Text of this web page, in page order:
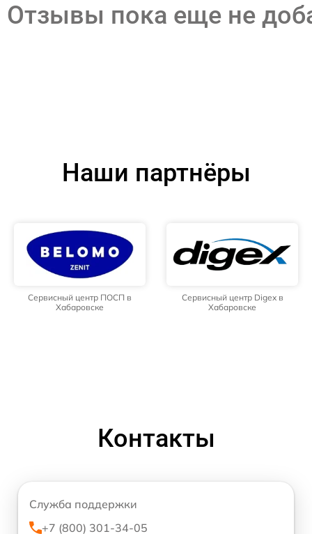
Отзывы пока еще не
Наши партнёры
Сервисный центр ПОСП в
Хабаровске
Сервисный центр Digex в
Хабаровске
Контакты
Служба поддержки
+7 (800) 301-34-05